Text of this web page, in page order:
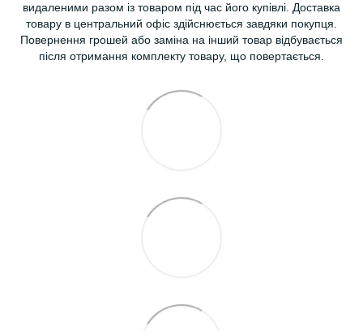
видаленими разом із товаром під час його купівлі. Доставка
товару в центральний офіс здійснюється завдяки покупця.
Повернення грошей або заміна на інший товар відбувається
після отримання комплекту товару, що повертається.